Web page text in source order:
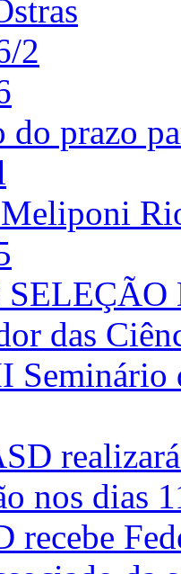
2
do prazo
das
Seminário
nos dias
recebe